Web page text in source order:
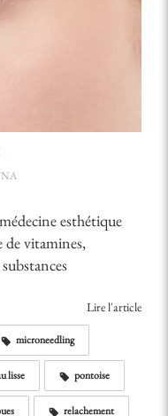
esthétique
de vitamines,
Lire l'article
microneedling
lisse pontoise
relachement